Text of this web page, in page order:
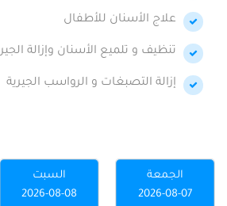
علاج الأسنان للأطفال
تنظيف و تلميع الأسنان وإزالة الجير
إزالة التصبغات و الرواسب الجيرية
الجمعة
2026-08-07
السبت
2026-08-08